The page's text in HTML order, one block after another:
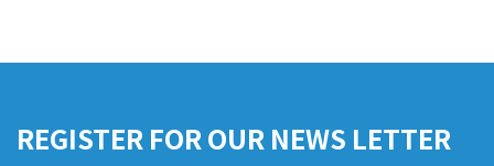
REGISTER FOR OUR NEWS LETTER